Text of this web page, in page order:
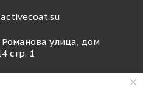
улица, дом
стр. 1